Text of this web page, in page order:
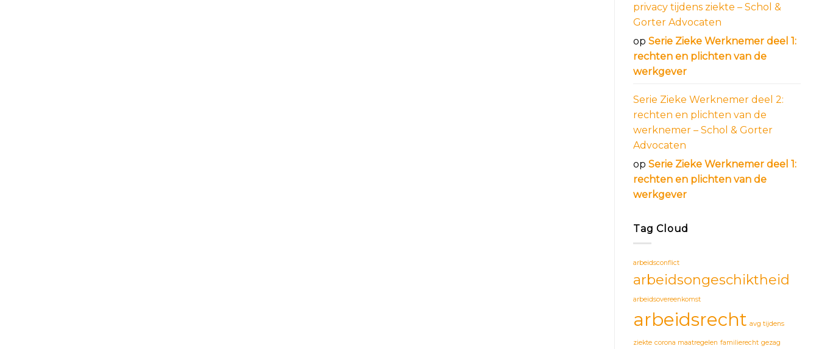
privacy tijdens ziekte – Schol &
Gorter Advocaten
op Serie Zieke Werknemer deel 1:
rechten en plichten van de
werkgever
Serie Zieke Werknemer deel 2:
rechten en plichten van de
werknemer – Schol & Gorter
Advocaten
op Serie Zieke Werknemer deel 1:
rechten en plichten van de
werkgever
Tag Cloud
arbeidsconflict
arbeidsongeschiktheid
arbeidsovereenkomst
arbeidsrecht avg tijdens
ziekte corona maatregelen familierecht gezag